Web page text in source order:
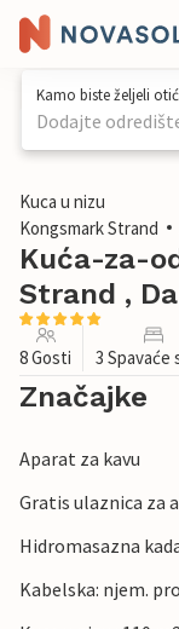
Kamo biste željeli
Dodajte
1 / 23
Kuca u nizu
Kongsmark Strand
Kuća-za-
Strand ,
8 Gosti 3 Spavaće
Značajke
Aparat za kavu
Gratis ulaznica za
Hidromasazna
Kabelska: njem.